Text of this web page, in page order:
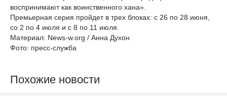
воспринимают как воинственного хана».
Премьерная серия пройдет в трех блоках: с 26 по 28 июня,
со 2 по 4 июля и с 8 по 11 июля.
Материал: News-w.org / Анна Духон
Фото: пресс-служба
Похожие новости